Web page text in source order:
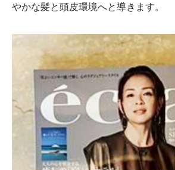
やかな髪と頭皮環境へと導きます。